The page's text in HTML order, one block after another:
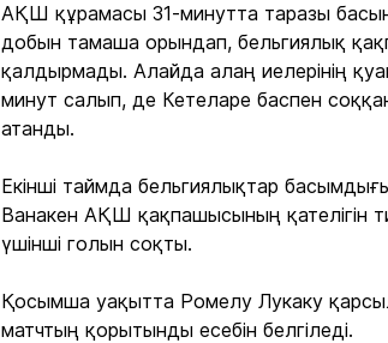
АҚШ құрамасы 31-минутта таразы
добын тамаша орындап, бельгиялық
қалдырмады. Алайда алаң иелерінің
минут салып, де Кетеларе баспен
атанды.
Екінші таймда бельгиялықтар
Ванакен АҚШ қақпашысының қателігін
үшінші голын соқты.
Қосымша уақытта Ромелу Лукаку
матчтың қорытынды есебін белгіледі.